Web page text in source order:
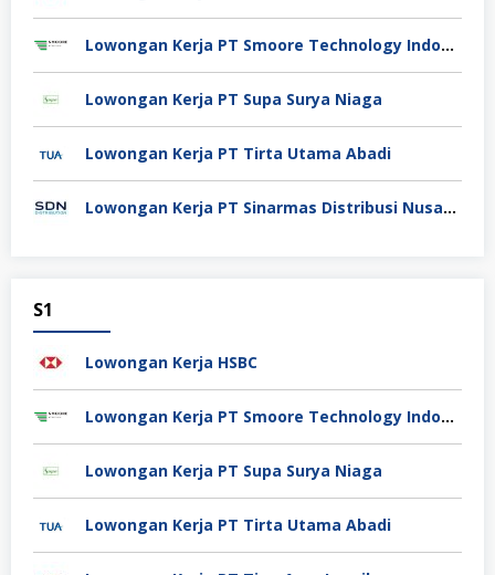
Lowongan Kerja PT Smoore Technology Indonesia
Lowongan Kerja PT Supa Surya Niaga
Lowongan Kerja PT Tirta Utama Abadi
Lowongan Kerja PT Sinarmas Distribusi Nusantara
S1
Lowongan Kerja HSBC
Lowongan Kerja PT Smoore Technology Indonesia
Lowongan Kerja PT Supa Surya Niaga
Lowongan Kerja PT Tirta Utama Abadi